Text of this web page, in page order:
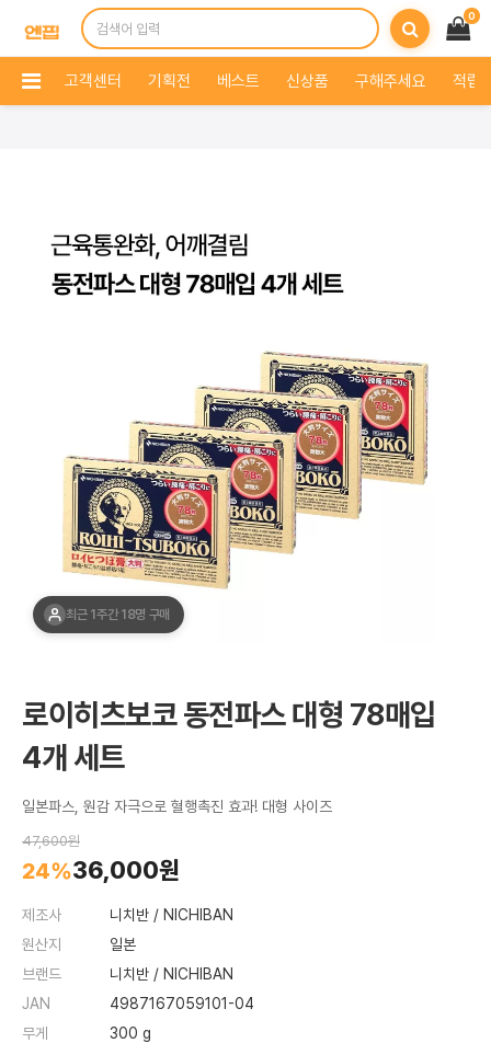
0
고객센터 기획전 베스트 신상품 구해주세요 적립
최근 1주간 18명 구매
로이히츠보코 동전파스 대형 78매입
4개 세트
일본파스, 원감 자극으로 혈행촉진 효과! 대형 사이즈
47,600원
24%36,000원
제조사
니치반 / NICHIBAN
원산지
일본
브랜드
니치반 / NICHIBAN
JAN
4987167059101-04
무게
300 g